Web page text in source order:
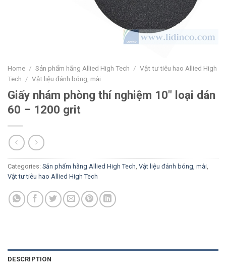
Home / Sản phẩm hãng Allied High Tech / Vật tư tiêu hao Allied High
Tech / Vật liệu đánh bóng, mài
Giấy nhám phòng thí nghiệm 10″ loại dán
60 – 1200 grit
Categories: Sản phẩm hãng Allied High Tech, Vật liệu đánh bóng, mài,
Vật tư tiêu hao Allied High Tech
DESCRIPTION